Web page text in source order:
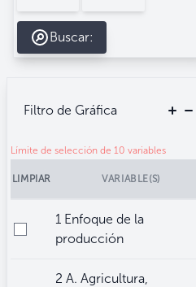
Buscar:
Filtro de Gráfica
Límite de selección de 10 variables
LIMPIAR VARIABLE(S)
1 Enfoque de la
producción
2 A. Agricultura,